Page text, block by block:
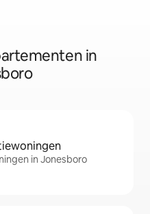
in
in Jonesboro